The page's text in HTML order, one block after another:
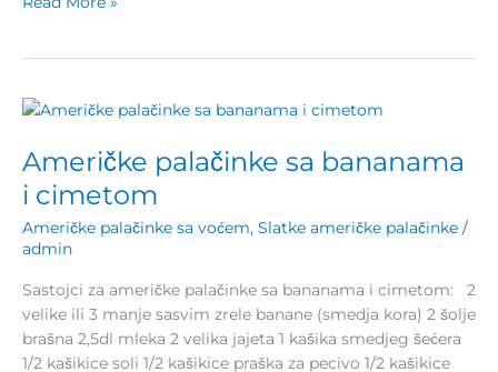
Američke palačinke sa bananama
i cimetom
Američke palačinke sa voćem, Slatke američke palačinke /
admin
Sastojci za američke palačinke sa bananama i cimetom: 2
velike ili 3 manje sasvim zrele banane (smedja kora) 2 šolje
brašna 2,5dl mleka 2 velika jajeta 1 kašika smedjeg šećera
1/2 kašikice soli 1/2 kašikice praška za pecivo 1/2 kašikice
Američke
sa
bananama
i
cimetom